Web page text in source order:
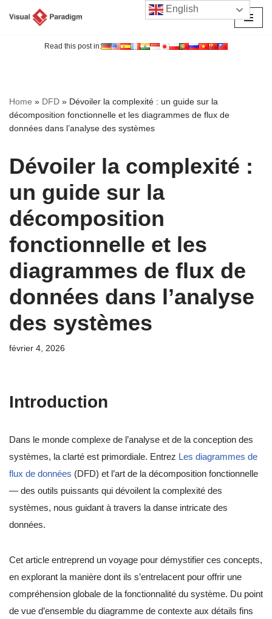
Read this post in:
Home » DFD » Dévoiler la complexité : un guide sur la
décomposition fonctionnelle et les diagrammes de flux de
données dans l’analyse des systèmes
Dévoiler la complexité :
un guide sur la
décomposition
fonctionnelle et les
diagrammes de flux de
données dans l’analyse
des systèmes
février 4, 2026
Introduction
Dans le monde complexe de l’analyse et de la conception des
systèmes, la clarté est primordiale. Entrez Les diagrammes de
flux de données (DFD) et l’art de la décomposition fonctionnelle
— des outils puissants qui dévoilent la complexité des
systèmes, nous guidant à travers la danse intricate des
données.
Cet article entreprend un voyage pour démystifier ces concepts,
en explorant la manière dont ils s’entrelacent pour offrir une
compréhension globale de la fonctionnalité du système. Du point
de vue d’ensemble du diagramme de contexte aux détails fins
English